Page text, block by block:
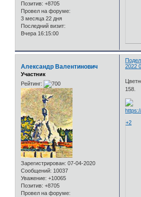
Позитив: +8705
Провел на форуме:
3 месяца 22 дня
Последний визит:
Вчера 16:15:00
2022
Александр Валентинович
Участник
Рейтинг:
Зарегистрирован: 07-04-2020
Сообщений: 10037
Уважение: +10065
Позитив: +8705
Провел на форуме:
158.
+2